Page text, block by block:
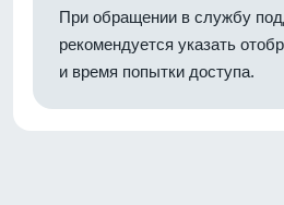
При обращении в службу
рекомендуется указать
и время попытки доступа.